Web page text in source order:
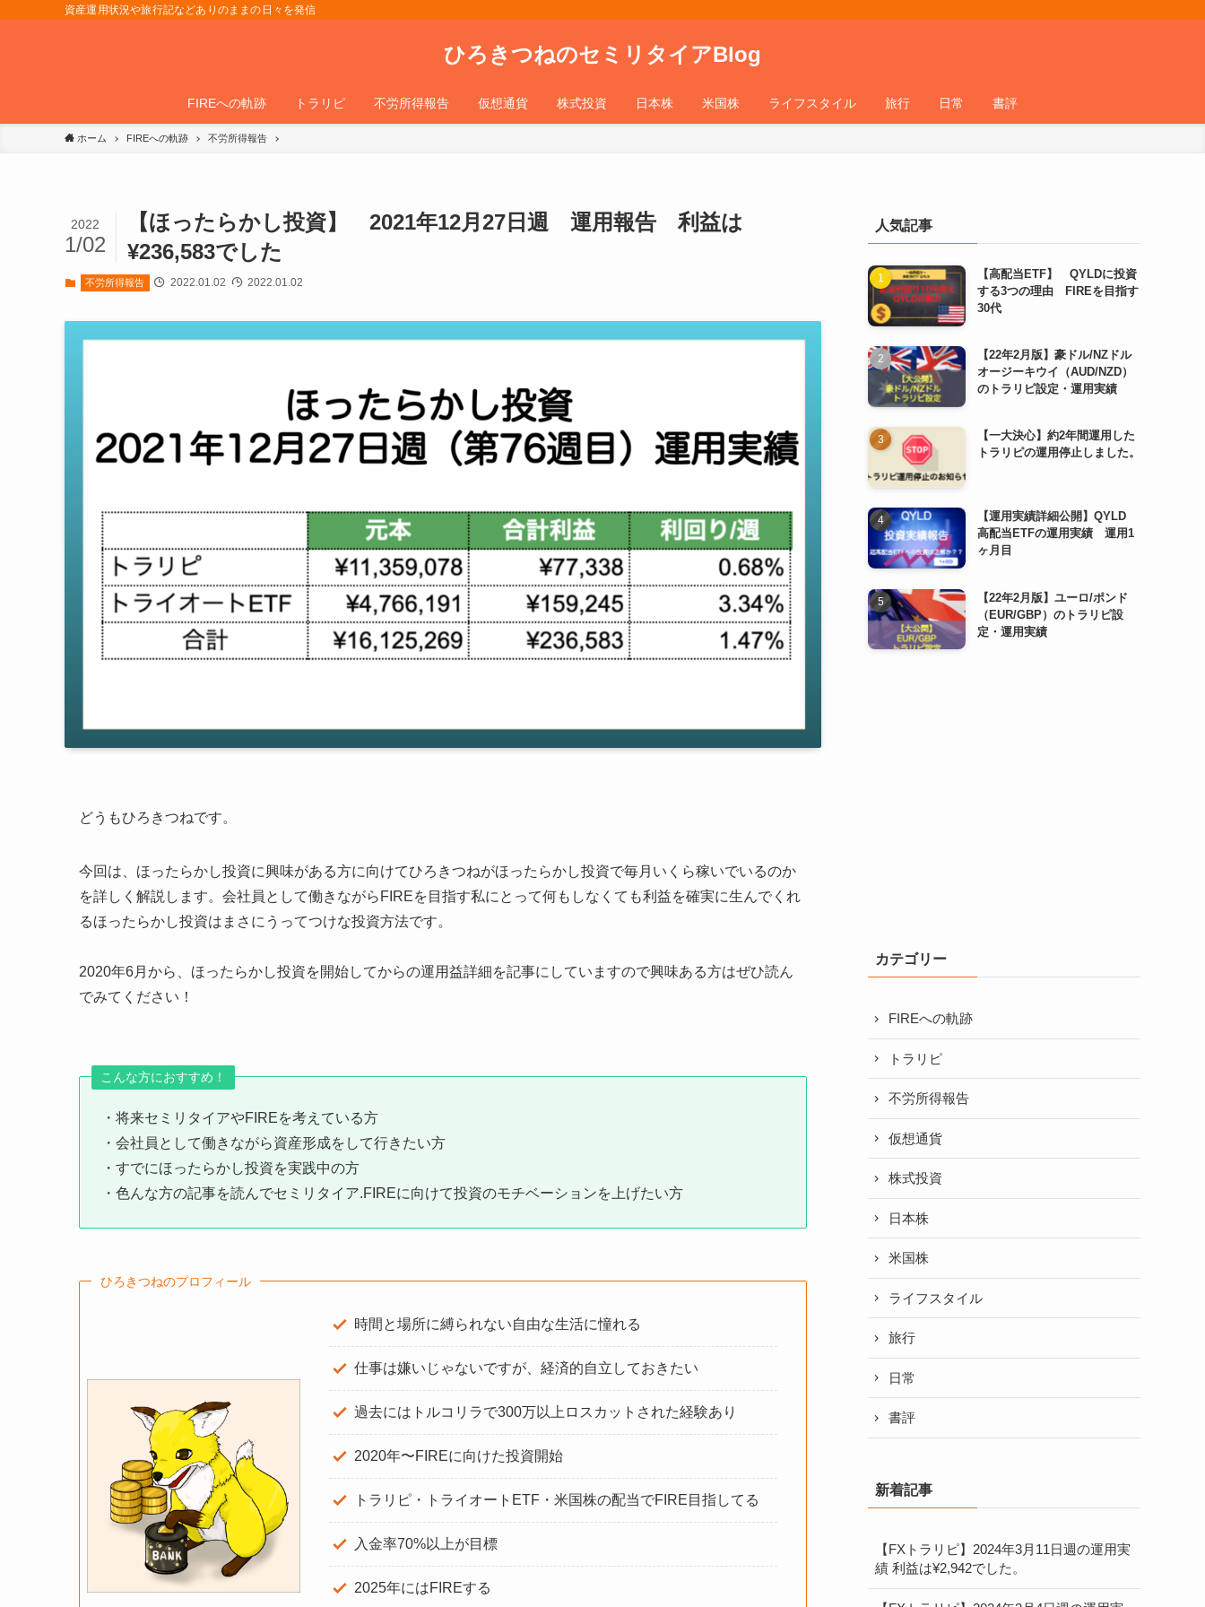
資産運用状況や旅行記などありのままの日々を発信
ひろきつねのセミリタイアBlog
FIREへの軌跡 トラリピ 不労所得報告 仮想通貨 株式投資 日本株 米国株 ライフスタイル 旅行 日常 書評
ホーム FIREへの軌跡 不労所得報告
【ほったらかし投資】 2021年12月27日週 運用報告 利益は
¥236,583でした
2022
1/02
不労所得報告 2022.01.02 2022.01.02
どうもひろきつねです。
今回は、ほったらかし投資に興味がある方に向けてひろきつねがほったらかし投資で毎月いくら稼いでいるのか
を詳しく解説します。会社員として働きながらFIREを目指す私にとって何もしなくても利益を確実に生んでくれ
るほったらかし投資はまさにうってつけな投資方法です。
2020年6月から、ほったらかし投資を開始してからの運用益詳細を記事にしていますので興味ある方はぜひ読ん
でみてください！
こんな方におすすめ！
・将来セミリタイアやFIREを考えている方
・会社員として働きながら資産形成をして行きたい方
・すでにほったらかし投資を実践中の方
・色んな方の記事を読んでセミリタイア.FIREに向けて投資のモチベーションを上げたい方
ひろきつねのプロフィール
時間と場所に縛られない自由な生活に憧れる
仕事は嫌いじゃないですが、経済的自立しておきたい
過去にはトルコリラで300万以上ロスカットされた経験あり
2020年〜FIREに向けた投資開始
トラリピ・トライオートETF・米国株の配当でFIRE目指してる
入金率70%以上が目標
2025年にはFIREする
人気記事
【高配当ETF】 QYLDに投資
する3つの理由 FIREを目指す
30代
【22年2月版】豪ドル/NZドル
オージーキウイ（AUD/NZD）
のトラリピ設定・運用実績
【一大決心】約2年間運用した
トラリピの運用停止しました。
【運用実績詳細公開】QYLD
高配当ETFの運用実績 運用1
ヶ月目
【22年2月版】ユーロ/ポンド
（EUR/GBP）のトラリピ設
定・運用実績
カテゴリー
FIREへの軌跡
トラリピ
不労所得報告
仮想通貨
株式投資
日本株
米国株
ライフスタイル
旅行
日常
書評
新着記事
【FXトラリピ】2024年3月11日週の運用実
績 利益は¥2,942でした。